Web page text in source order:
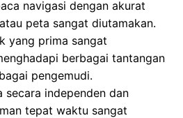
navigasi dengan akurat
peta sangat diutamakan.
yang prima sangat
berbagai tantangan
pengemudi.
secara independen dan
tepat waktu sangat